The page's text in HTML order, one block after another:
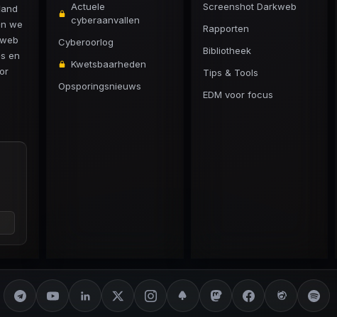
we
en
Actuele
cyberaanvallen
Cyberoorlog
Kwetsbaarheden
Opsporingsnieuws
Screenshot Darkweb
Rapporten
Bibliotheek
Tips & Tools
EDM voor focus